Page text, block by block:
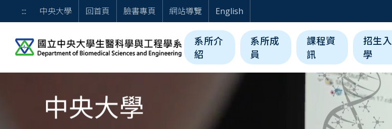
歡迎光臨 國立中央大學生醫科學與工程學系
::: 中央大學 回首頁 臉書專頁 網站導覽 English
系所介
紹
系所成
員
課程資
訊
招生入
學